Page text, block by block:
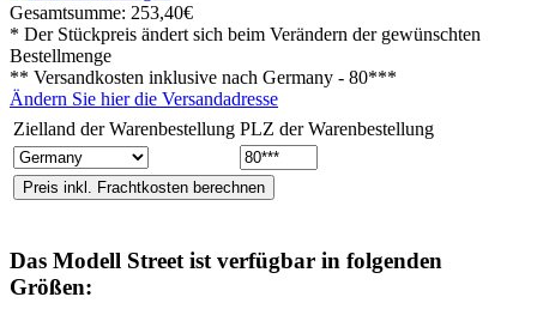
Gesamtsumme: 253,40€
* Der Stückpreis ändert sich beim Verändern der gewünschten
Bestellmenge
** Versandkosten inklusive nach Germany - 80***
Ändern Sie hier die Versandadresse
Zielland der Warenbestellung PLZ der Warenbestellung
Das Modell Street ist verfügbar in folgenden
Größen: